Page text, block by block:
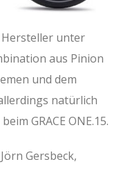
unter
aus Pinion
und dem
natürlich
GRACE ONE.15.
Gersbeck,